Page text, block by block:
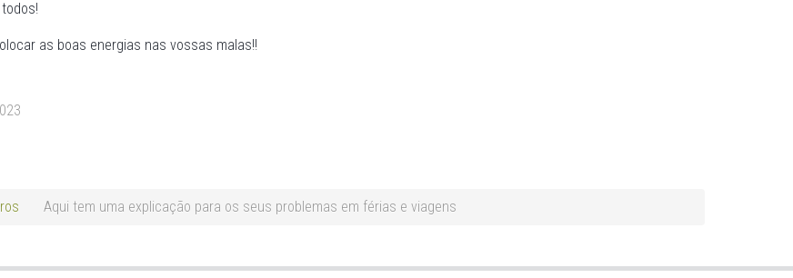
as boas energias nas vossas malas!!
Aqui tem uma explicação para os seus problemas em férias e viagens